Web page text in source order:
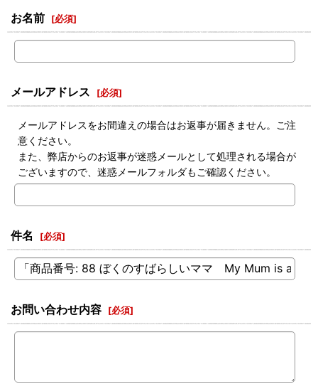
お名前 [必須]
メールアドレス [必須]
メールアドレスをお間違えの場合はお返事が届きません。ご注
意ください。
また、弊店からのお返事が迷惑メールとして処理される場合が
ございますので、迷惑メールフォルダもご確認ください。
件名 [必須]
お問い合わせ内容 [必須]